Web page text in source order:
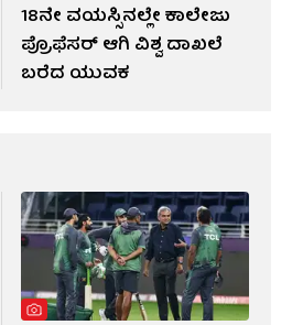
18ನೇ ವಯಸ್ಸಿನಲ್ಲೇ ಕಾಲೇಜು
ಪ್ರೊಫೆಸರ್ ಆಗಿ ವಿಶ್ವ ದಾಖಲೆ
ಬರೆದ ಯುವಕ